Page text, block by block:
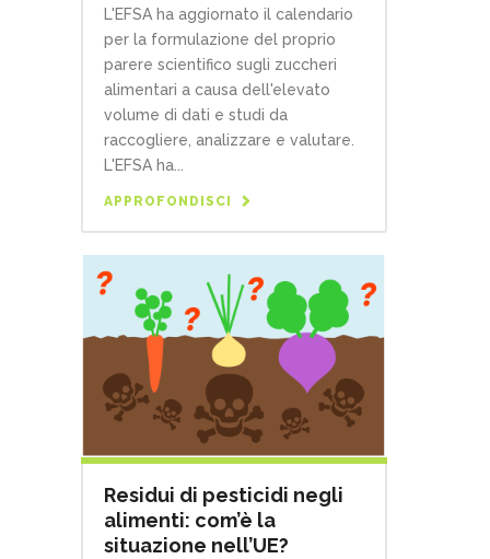
L'EFSA ha aggiornato il calendario
per la formulazione del proprio
parere scientifico sugli zuccheri
alimentari a causa dell'elevato
volume di dati e studi da
raccogliere, analizzare e valutare.
L'EFSA ha...
APPROFONDISCI
Residui di pesticidi negli
alimenti: com’è la
situazione nell’UE?